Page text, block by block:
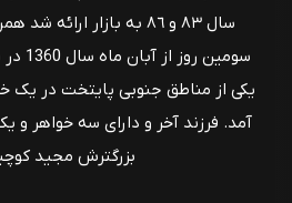
سال ٨٣ و ٨٦ به بازار
یکی از مناطق جنوبی پایتخت در یک
بزرگترش مجید